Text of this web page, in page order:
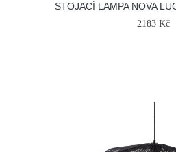
STOJACÍ LAMPA NOVA
2183 Kč